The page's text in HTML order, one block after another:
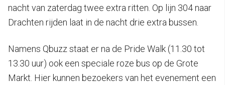
nacht van zaterdag twee extra ritten. Op lijn 304 naar
Drachten rijden laat in de nacht drie extra bussen.
Namens Qbuzz staat er na de Pride Walk (11.30 tot
13.30 uur) ook een speciale roze bus op de Grote
Markt. Hier kunnen bezoekers van het evenement een